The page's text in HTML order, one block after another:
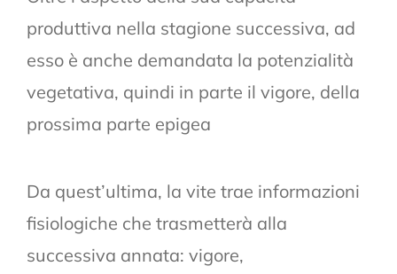
produttiva nella stagione successiva, ad
esso è anche demandata la potenzialità
vegetativa, quindi in parte il vigore, della
prossima parte epigea
Da quest’ultima, la vite trae informazioni
fisiologiche che trasmetterà alla
successiva annata: vigore,